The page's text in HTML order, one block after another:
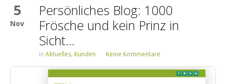
5
Nov
Persönliches Blog: 1000
Frösche und kein Prinz in
Sicht…
in Aktuelles, Kunden Keine Kommentare